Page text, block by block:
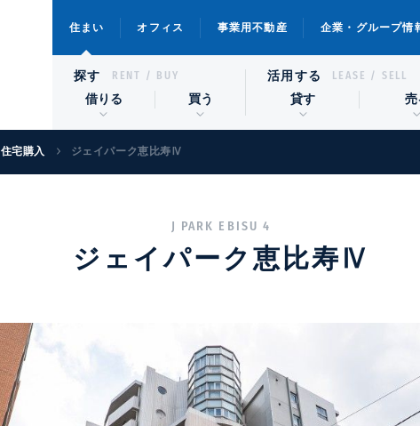
住まい オフィス 事業用不動産 企業・グループ情
探す RENT / BUY
借りる 買う
活用する LEASE / SELL
貸す 売
住宅購入 ジェイパーク恵比寿Ⅳ
J PARK EBISU 4
ジェイパーク恵比寿Ⅳ